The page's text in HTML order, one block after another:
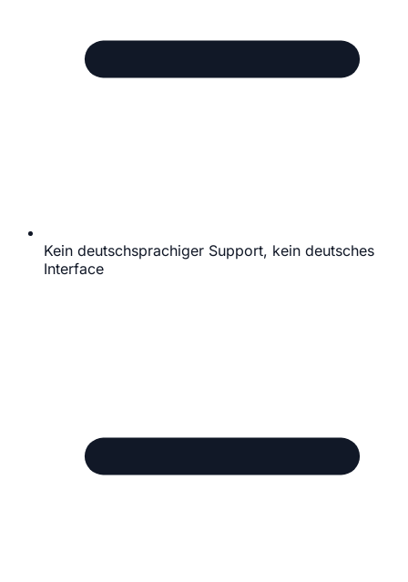
Kein deutschsprachiger Support, kein deutsches
Interface